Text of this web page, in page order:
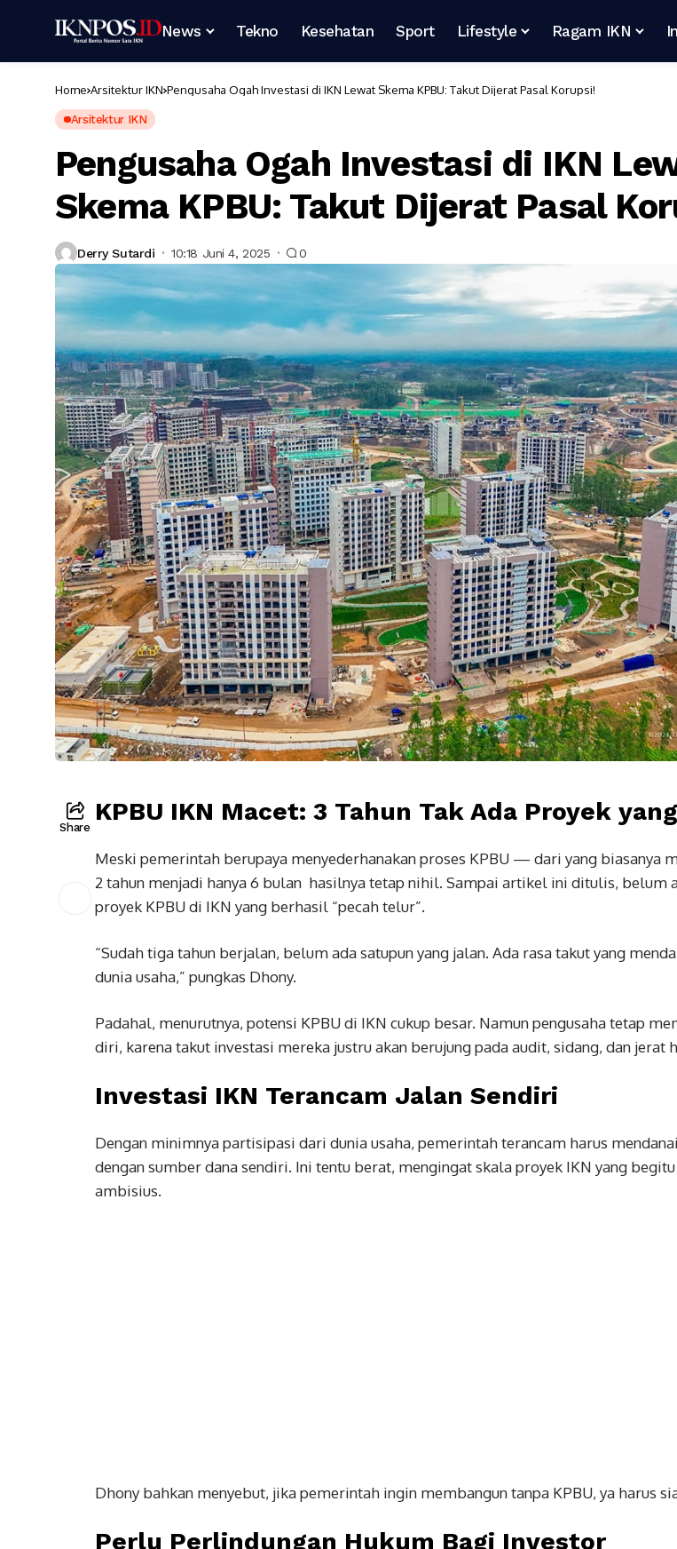
News Tekno Kesehatan Sport Lifestyle Ragam IKN
Home Arsitektur IKN Pengusaha Ogah Investasi di IKN Lewat Skema KPBU: Takut Dijerat Pasal Korupsi!
Arsitektur IKN
Pengusaha Ogah Investasi di IKN
Skema KPBU: Takut Dijerat Pasal
Derry Sutardi 10:18 Juni 4, 2025 0
Share
KPBU IKN Macet: 3 Tahun Tak Ada Proyek
Meski pemerintah berupaya menyederhanakan proses KPBU — dari yang biasanya
2 tahun menjadi hanya 6 bulan hasilnya tetap nihil. Sampai artikel ini ditulis, belum
proyek KPBU di IKN yang berhasil “pecah telur”.
“Sudah tiga tahun berjalan, belum ada satupun yang jalan. Ada rasa takut yang
dunia usaha,” pungkas Dhony.
Padahal, menurutnya, potensi KPBU di IKN cukup besar. Namun pengusaha tetap
diri, karena takut investasi mereka justru akan berujung pada audit, sidang, dan jerat
Investasi IKN Terancam Jalan Sendiri
Dengan minimnya partisipasi dari dunia usaha, pemerintah terancam harus
dengan sumber dana sendiri. Ini tentu berat, mengingat skala proyek IKN yang
ambisius.
Dhony bahkan menyebut, jika pemerintah ingin membangun tanpa KPBU, ya harus
Perlu Perlindungan Hukum Bagi Investor